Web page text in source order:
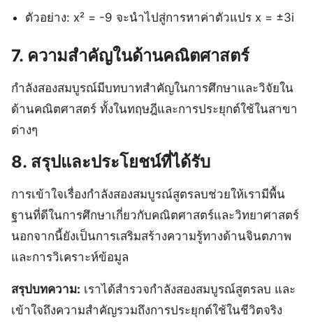
ตัวอย่าง: x² = -9 จะนำไปสู่การหาค่าตัวแปร x = ±3i
7. ความสำคัญในด้านคณิตศาสตร์
กําลังสองสมบูรณ์มีบทบาทสำคัญในการศึกษาและวิจัยใน
ด้านคณิตศาสตร์ ทั้งในทฤษฎีและการประยุกต์ใช้ในสาขา
ต่างๆ
8. สรุปและประโยชน์ที่ได้รับ
การเข้าใจเรื่องกําลังสองสมบูรณ์สูตรลบช่วยให้เรามีพื้น
ฐานที่ดีในการศึกษาเกี่ยวกับคณิตศาสตร์และวิทยาศาสตร์
นอกจากนี้ยังเป็นการเสริมสร้างความรู้ทางด้านจินตภาพ
และการวิเคราะห์ข้อมูล
สรุปบทความ: เราได้สำรวจกําลังสองสมบูรณ์สูตรลบ และ
เข้าใจถึงความสำคัญรวมถึงการประยุกต์ใช้ในชีวิตจริง